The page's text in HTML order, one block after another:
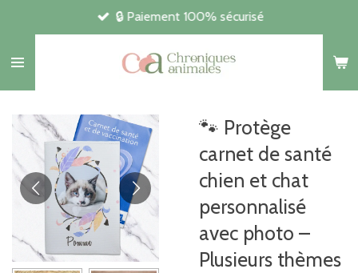
contenu
🔒 Paiement 100% sécurisé
🐾 Protège
carnet de santé
chien et chat
personnalisé
avec photo –
Plusieurs thèmes